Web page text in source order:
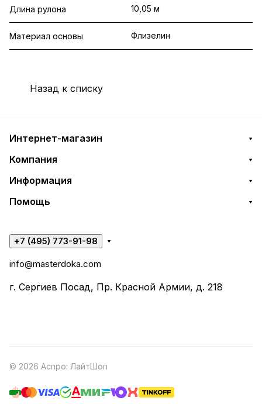
Длина рулона 10,05 м
Материал основы Флизелин
Назад к списку
Интернет-магазин
Компания
Информация
Помощь
+7 (495) 773-91-98
info@masterdoka.com
г. Сергиев Посад, Пр. Красной Армии, д. 218
© 2026 Аспро: ЛайтШоп